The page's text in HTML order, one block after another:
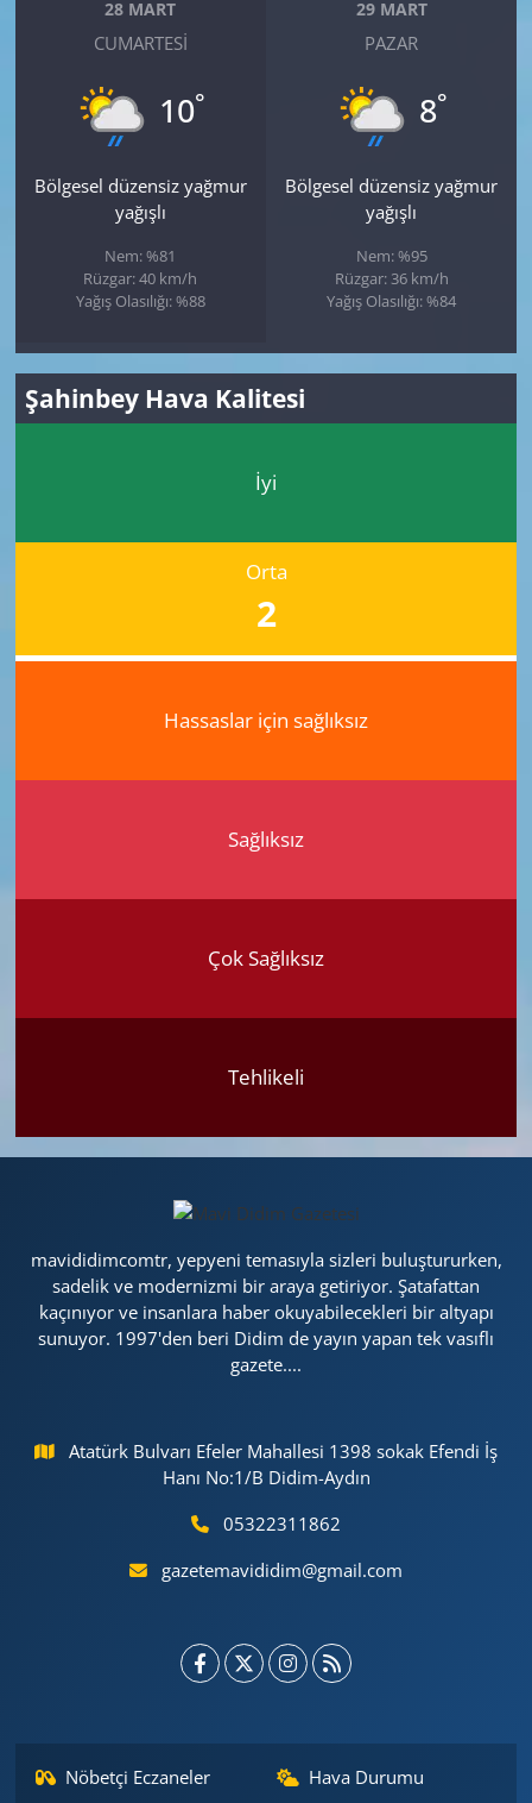
28 MART
CUMARTESI
10°
Bölgesel düzensiz yağmur
yağışlı
Nem: %81
Rüzgar: 40 km/h
Yağış Olasılığı: %88
29 MART
PAZAR
8°
Bölgesel düzensiz yağmur
yağışlı
Nem: %95
Rüzgar: 36 km/h
Yağış Olasılığı: %84
Şahinbey Hava Kalitesi
İyi
Orta
2
Hassaslar için sağlıksız
Sağlıksız
Çok Sağlıksız
Tehlikeli
mavididimcomtr, yepyeni temasıyla sizleri buluştururken,
sadelik ve modernizmi bir araya getiriyor. Şatafattan
kaçınıyor ve insanlara haber okuyabilecekleri bir altyapı
sunuyor. 1997'den beri Didim de yayın yapan tek vasıflı
gazete....
Atatürk Bulvarı Efeler Mahallesi 1398 sokak Efendi İş
Hanı No:1/B Didim-Aydın
05322311862
gazetemavididim@gmail.com
Nöbetçi Eczaneler Hava Durumu